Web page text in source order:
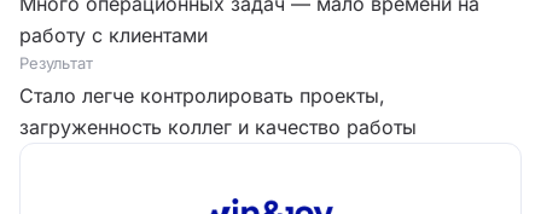
работу с клиентами
Результат
Стало легче контролировать проекты,
загруженность коллег и качество работы